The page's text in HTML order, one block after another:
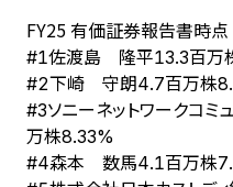
FY25 有価証券報告書時点
#1佐渡島 隆平13.3百万
#2下崎 守朗4.7百万株
#3ソニーネットワークコミ
万株8.33%
#4森本 数馬4.1百万株